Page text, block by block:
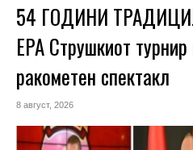
54 ГОДИНИ
ЕРА Струшкиот турнир
ракометен спектакл
8 август, 2026